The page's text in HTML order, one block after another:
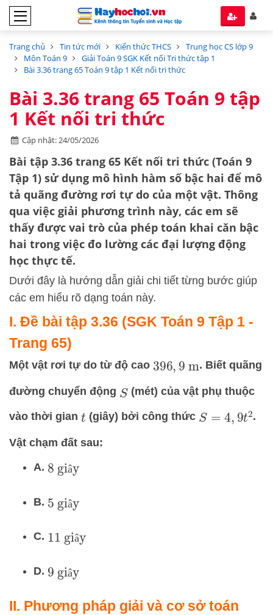
Trang chủ Tin tức mới Kiến thức THCS
Trung học CS lớp 9
Môn Toán 9
Giải Toán 9 SGK Kết nối Tri thức tập 1
Bài 3.36 trang 65 Toán 9 tập 1 Kết nối tri thức
Bài 3.36 trang 65 Toán 9 tập
1 Kết nối tri thức
Cập nhật: 24/05/2026
Bài tập 3.36 trang 65 Kết nối tri thức (Toán 9
Tập 1) sử dụng mô hình hàm số bậc hai để mô
tả quãng đường rơi tự do của một vật. Thông
qua việc giải phương trình này, các em sẽ
thấy được vai trò của phép toán khai căn bậc
hai trong việc đo lường các đại lượng động
học thực tế.
Dưới đây là hướng dẫn giải chi tiết từng bước giúp
các em hiểu rõ dạng toán này.
I. Đề bài tập 3.36 (SGK Toán 9 Tập 1 -
Trang 65)
Một vật rơi tự do từ độ cao 396, 9 m. Biết quãng
đường chuyển động S(mét) của vật phụ thuộc
vào thời gian t (giây) bởi công thức S =4 ,9t2 .
Vật chạm đất sau:
A.
â
8 giây
B. â
5 giây
C. â
11 giây
D. â
9 giây
II. Phương pháp giải và cơ sở toán